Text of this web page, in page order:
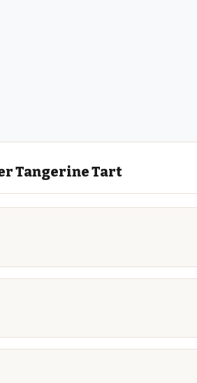
Tangerine Tart